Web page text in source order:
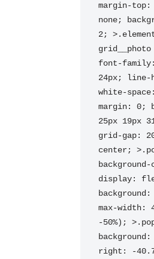
margin-
none;
2;
font-
24px;
white-
margin: 0;
25px 19px
grid-gap:
center;
display:
max-
-50%);
right: -